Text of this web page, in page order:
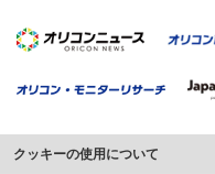
クッキーの使用について